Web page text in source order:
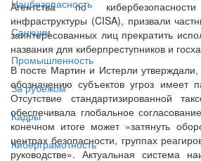
Нацбезопасность
Санкции
Промышленность
За рубежом
Кадры
Киберграмотность
Агентства по
инфраструктуры (CISA), призвали
заинтересованных лиц прекратить
названия для киберпреступников и
В посте Мартин и Истерли
обозначению субъектов угроз имеет
Отсутствие стандартизированной
обеспечивала глобальное
конечном итоге может «затянуть
центрах безопасности, группах
руководстве». Актуальная система